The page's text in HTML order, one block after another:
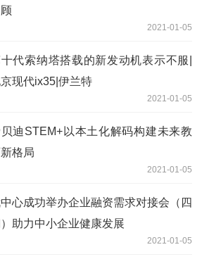
2021-01-05
代索纳塔搭载的新发动机表示不服|
现代ix35|伊兰特
2021-01-05
迪STEM+以本土化解码构建未来教
格局
2021-01-05
心成功举办企业融资需求对接会（四
助力中小企业健康发展
2021-01-05